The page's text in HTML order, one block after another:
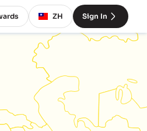
ZH Sign In